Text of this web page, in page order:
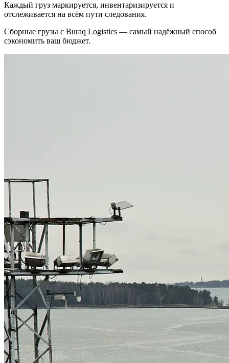
Каждый груз маркируется, инвентаризируется и
отслеживается на всём пути следования.
Сборные грузы с Buraq Logistics — самый надёжный способ
сэкономить ваш бюджет.